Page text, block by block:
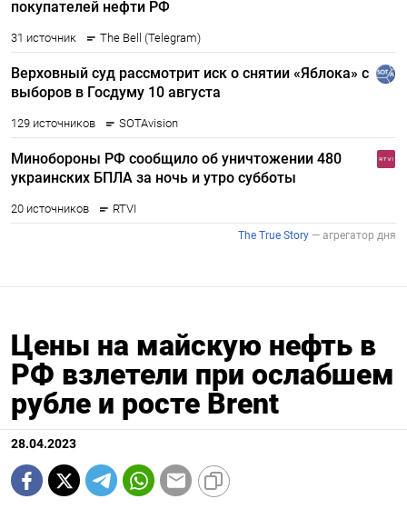
Цены на майскую нефть в
РФ взлетели при ослабшем
рубле и росте Brent
28.04.2023